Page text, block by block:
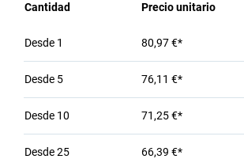
Cantidad Precio unitario
Desde 1 80,97 €*
Desde 5 76,11 €*
Desde 10 71,25 €*
Desde25 66,39 €*